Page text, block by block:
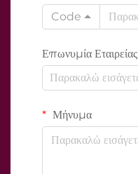
Code
Επωνυμία Εταιρείας
Μήνυμα